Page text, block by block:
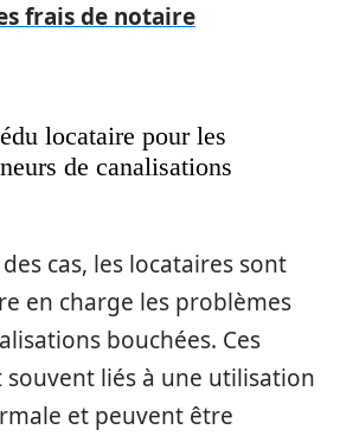
frais de notaire
locataire pour les
de canalisations
cas, les locataires sont
en charge les problèmes
bouchées. Ces
liés à une utilisation
et peuvent être